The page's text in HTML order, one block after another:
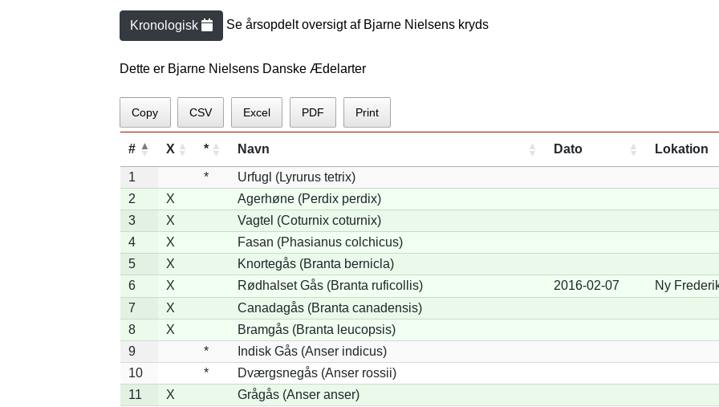
Kronologisk Se årsopdelt oversigt af Bjarne Nielsens kryds
Dette er Bjarne Nielsens Danske Ædelarter
Copy CSV Excel PDF Print
# X * Navn Dato Lokation
1 *
Urfugl (Lyrurus tetrix)
2
X
Agerhøne (Perdix perdix)
3
X
Vagtel (Coturnix coturnix)
4
X
Fasan (Phasianus colchicus)
5
X
Knortegås (Branta bernicla)
6
X Rødhalset Gås (Branta ruficollis) 2016-02-07
Ny
7
X
Canadagås (Branta canadensis)
8
X
Bramgås (Branta leucopsis)
9
*
Indisk Gås (Anser indicus)
10
*
Dværgsnegås (Anser rossii)
11
X
Grågås (Anser anser)